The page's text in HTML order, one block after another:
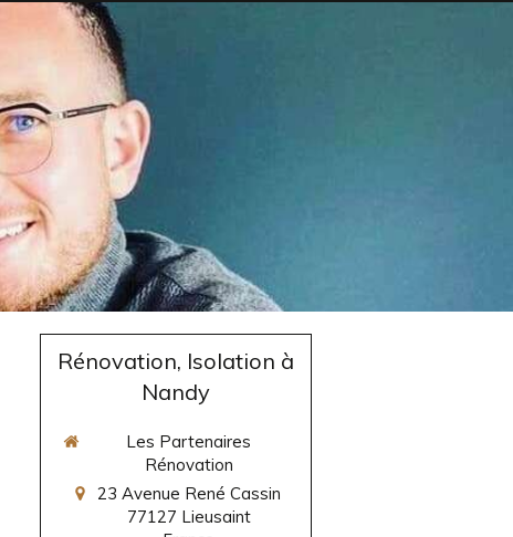
Rénovation, Isolation à
Nandy
Les Partenaires
Rénovation
23 Avenue René Cassin
77127 Lieusaint